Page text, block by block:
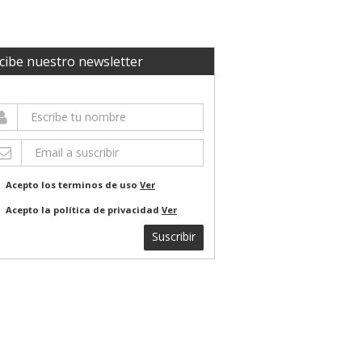
nuestro newsletter
Acepto los terminos de uso Ver
Acepto la política de privacidad Ver
Suscribir